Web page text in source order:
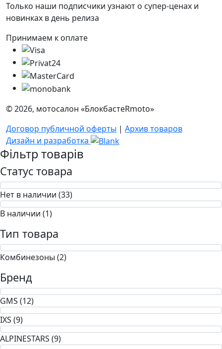
Только наши подписчики узнают о супер-ценах и
новинках в день релиза
Принимаем к оплате
© 2026, мотосалон «БлокбастеRmoto»
Договор публичной оферты | Архив товаров
Дизайн и разработка
Фільтр товарів
Статус товара
Нет в наличии (33)
В наличии (1)
Тип товара
Комбинезоны (2)
Бренд
GMS (12)
IXS (9)
ALPINESTARS (9)